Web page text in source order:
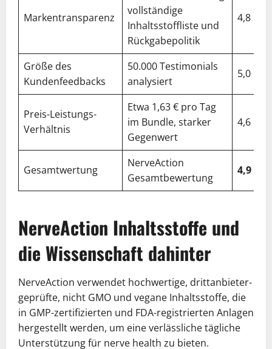
Markentransparenz
vollständige
Inhaltsstoffliste und
Rückgabepolitik
4,8
Größe des
Kundenfeedbacks
50.000 Testimonials
analysiert
5,0
Preis-Leistungs-
Verhältnis
Etwa 1,63 € pro Tag
im Bundle, starker
Gegenwert
4,6
Gesamtwertung
NerveAction
Gesamtbewertung
4,9
NerveAction Inhaltsstoffe und
die Wissenschaft dahinter
NerveAction verwendet hochwertige, drittanbieter-
geprüfte, nicht GMO und vegane Inhaltsstoffe, die
in GMP-zertifizierten und FDA-registrierten Anlagen
hergestellt werden, um eine verlässliche tägliche
Unterstützung für nerve health zu bieten.